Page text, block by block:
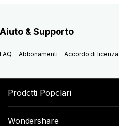
Aiuto & Supporto
FAQ Abbonamenti Accordo di licenza
Prodotti Popolari
Wondershare